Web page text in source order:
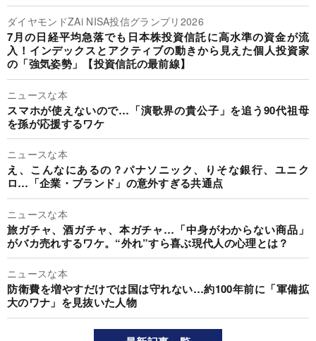
ダイヤモンドZAi NISA投信グランプリ2026
7月の日経平均急落でも日本株投資信託に高水準の資金が流
入！インデックスとアクティブの動きから見えた個人投資家
の「強気姿勢」【投資信託の最前線】
ニュースな本
スマホが使えないので…「演歌界の貴公子」を追う90代祖母
を孫が応援するワケ
ニュースな本
え、こんなにあるの？パナソニック、りそな銀行、ユニク
ロ…「企業・ブランド」の意外すぎる共通点
ニュースな本
旅ガチャ、酒ガチャ、本ガチャ…「中身がわからない商品」
がバカ売れするワケ。“外れ”すら喜ぶ現代人の心理とは？
ニュースな本
防衛費を増やすだけでは国は守れない…約100年前に「軍備拡
大のワナ」を見抜いた人物